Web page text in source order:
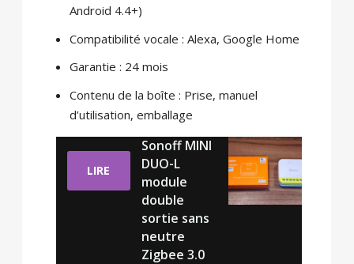
Android 4.4+)
Compatibilité vocale : Alexa, Google Home
Garantie : 24 mois
Contenu de la boîte : Prise, manuel
d’utilisation, emballage
LIRE
Sonoff MINI
DUO-L
module
double
sortie sans
neutre
Zigbee 3.0